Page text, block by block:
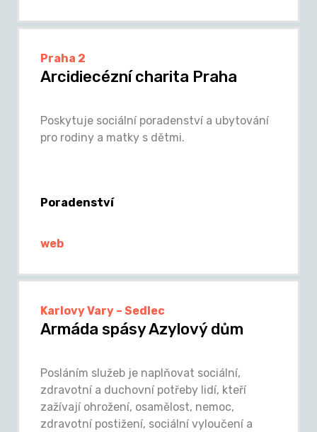
Praha 2
Arcidiecézní charita Praha
Poskytuje sociální poradenství a ubytování
pro rodiny a matky s dětmi.
Poradenství
web
Karlovy Vary – Sedlec
Armáda spásy Azylový dům
Posláním služeb je naplňovat sociální,
zdravotní a duchovní potřeby lidí, kteří
zažívají ohrožení, osamělost, nemoc,
zdravotní postižení, sociální vyloučení a